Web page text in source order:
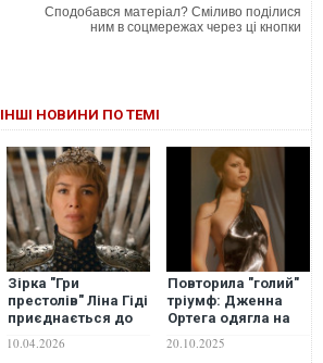
Сподобався матеріал? Сміливо поділися
ним в соцмережах через ці кнопки
ІНШІ НОВИНИ ПО ТЕМІ
Зірка "Гри
престолів" Ліна Гіді
приєднається до
акторського складу
Венздей
10.04.2026
Повторила "голий"
тріумф: Дженна
Ортега одягла на
захід відвертий
топ. ВІДЕО
20.10.2025